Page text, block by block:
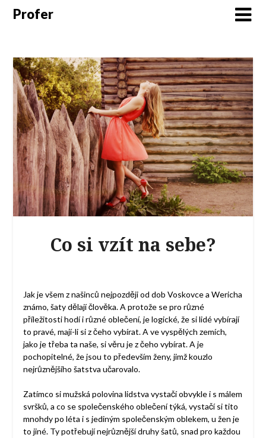
Profer
Co si vzít na sebe?
Jak je všem z našinců nejpozději od dob Voskovce a Wericha
známo, šaty dělají člověka. A protože se pro různé
příležitosti hodí i různé oblečení, je logické, že si lidé vybírají
to pravé, mají-li si z čeho vybírat. A ve vyspělých zemích,
jako je třeba ta naše, si věru je z čeho vybírat. A je
pochopitelné, že jsou to především ženy, jimž kouzlo
nejrůznějšího šatstva učarovalo.
Zatímco si mužská polovina lidstva vystačí obvykle i s málem
svršků, a co se společenského oblečení týká, vystačí si tito
mnohdy po léta i s jediným společenským oblekem, u žen je
to jiné. Ty potřebují nejrůznější druhy šatů, snad pro každou